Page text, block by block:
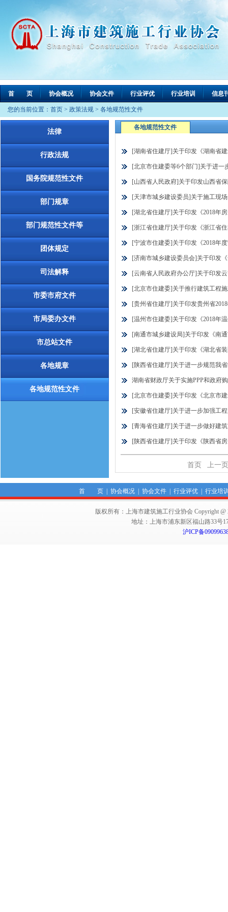
首 页 协会概况 协会文件 行业评优 行业培训 信息
您的当前位置： 首页 > 政策法规 > 各地规范性文件
法律
行政法规
国务院规范性文件
部门规章
部门规范性文件等
团体规定
司法解释
市委市府文件
市局委办文件
市总站文件
各地规章
各地规范性文件
各地规范性文件
[湖南省住建厅]关于印发《湖南省
[北京市住建委等6个部门]关于进一
[山西省人民政府]关于印发山西省
[天津市城乡建设委员]关于施工现
[湖北省住建厅]关于印发《2018年
[浙江省住建厅]关于印发《浙江省
[宁波市住建委]关于印发《2018年
[济南市城乡建设委员会]关于印发
[云南省人民政府办公厅]关于印发
[北京市住建委]关于推行建筑工程
[贵州省住建厅]关于印发贵州省
[温州市住建委]关于印发《2018年
[南通市城乡建设局]关于印发《南
[湖北省住建厅]关于印发《湖北省
[陕西省住建厅]关于进一步规范我
湖南省财政厅关于实施PPP和政府
[北京市住建委]关于印发《北京市
[安徽省住建厅]关于进一步加强工
[青海省住建厅]关于进一步做好建
[陕西省住建厅]关于印发《陕西省
首页 上一页
首 页| 协会概况| 协会文件| 行业评优| 行业培
版权所有：上海市建筑施工行业协会 Copyright @
地址：上海市浦东新区福山路33号
沪ICP备